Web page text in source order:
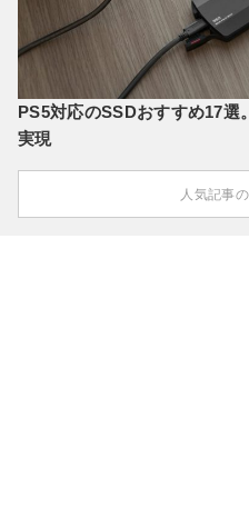
PS5対応のSSDおすすめ17選
実現
人気記事